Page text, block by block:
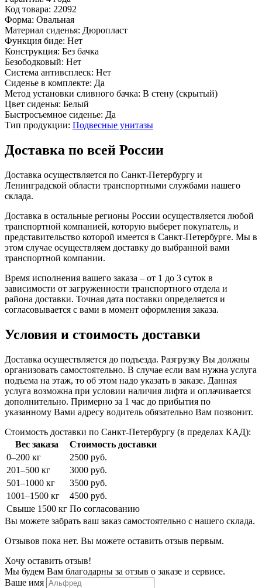
Код товара: 22092
Форма: Овальная
Материал сиденья: Дюропласт
Функция биде: Нет
Конструкция: Без бачка
Безободковый: Нет
Система антивсплеск: Нет
Сиденье в комплекте: Да
Метод установки сливного бачка: В стену (скрытый)
Цвет сиденья: Белый
Быстросъемное сиденье: Да
Тип продукции: Подвесные унитазы
Доставка по всей России
Доставка осуществляется по Санкт-Петербургу и
Ленинградской области транспортными службами нашего
склада.
Доставка в остальные регионы России осуществляется любой
транспортной компанией, которую выберет покупатель, и
представительство которой имеется в Санкт-Петербурге. Мы в
этом случае осуществляем доставку до выбранной вами
транспортной компании.
Время исполнения вашего заказа – от 1 до 3 суток в
зависимости от загруженности транспортного отдела и
района доставки. Точная дата поставки определяется и
согласовывается с вами в момент оформления заказа.
Условия и стоимость доставки
Доставка осуществляется до подъезда. Разгрузку Вы должны
организовать самостоятельно. В случае если вам нужна услуга
подъема на этаж, то об этом надо указать в заказе. Данная
услуга возможна при условии наличия лифта и оплачивается
дополнительно. Примерно за 1 час до прибытия по
указанному Вами адресу водитель обязательно Вам позвонит.
Стоимость доставки по Санкт-Петербургу (в пределах КАД):
Вес заказа
Стоимость доставки
0–200 кг
2500 руб.
201–500 кг
3000 руб.
501–1000 кг
3500 руб.
1001–1500 кг
4500 руб.
Свыше 1500 кг По согласованию
Вы можете забрать ваш заказ самостоятельно с нашего склада.
Отзывов пока нет. Вы можете оставить отзыв первым.
Хочу оставить отзыв!
Мы будем Вам благодарны за отзыв о заказе и сервисе.
Ваше имя